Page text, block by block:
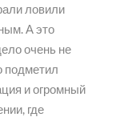
ловили
А это
очень не
подметил
и огромный
где